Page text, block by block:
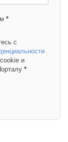
*
с
и
*